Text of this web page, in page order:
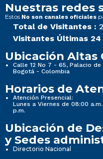
Nuestras redes
Estos No son canales oficiales
Total de Visitantes :
Visitantes Últimas 24
Ubicación Altas
Calle 12 No 7 - 65, Palacio
Bogotá - Colombia
Horarios de
Atención Presencial:
Lunes a Viernes de 08:00
p.m.
Ubicación de
y Sedes
Directorio Nacional